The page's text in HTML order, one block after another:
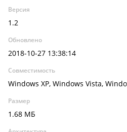
Версия
1.2
Обновлено
2018-10-27 13:38:14
Совместимость
Windows XP, Windows Vista,
Размер
1.68 МБ